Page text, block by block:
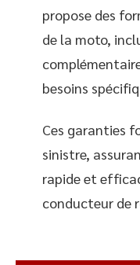
propose des
de la moto,
besoins
Ces garanties
sinistre,
rapide et
conducteur de